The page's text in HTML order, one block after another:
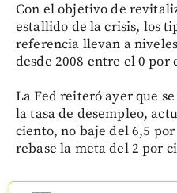
Con el objetivo de
estallido de la crisis, los
referencia llevan a
desde 2008 entre el 0
La Fed reiteró ayer que
la tasa de desempleo,
ciento, no baje del 6,5
rebase la meta del 2 por